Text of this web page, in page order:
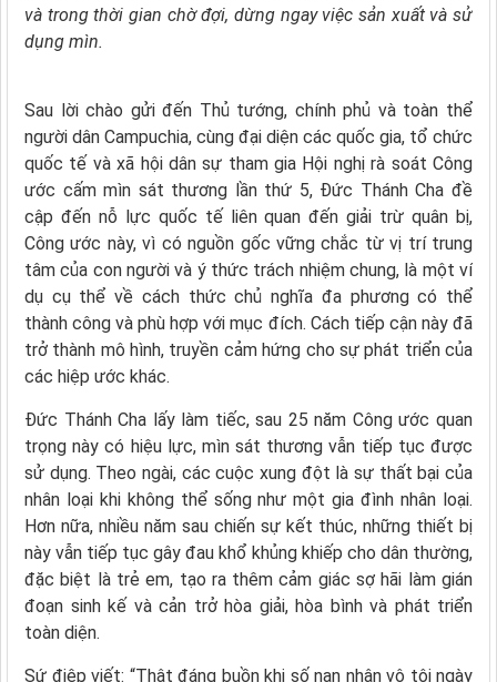
và trong thời gian chờ đợi, dừng ngay việc sản xuất và sử
dụng mìn.
Sau lời chào gửi đến Thủ tướng, chính phủ và toàn thể
người dân Campuchia, cùng đại diện các quốc gia, tổ chức
quốc tế và xã hội dân sự tham gia Hội nghị rà soát Công
ước cấm mìn sát thương lần thứ 5, Đức Thánh Cha đề
cập đến nỗ lực quốc tế liên quan đến giải trừ quân bị,
Công ước này, vì có nguồn gốc vững chắc từ vị trí trung
tâm của con người và ý thức trách nhiệm chung, là một ví
dụ cụ thể về cách thức chủ nghĩa đa phương có thể
thành công và phù hợp với mục đích. Cách tiếp cận này đã
trở thành mô hình, truyền cảm hứng cho sự phát triển của
các hiệp ước khác.
Đức Thánh Cha lấy làm tiếc, sau 25 năm Công ước quan
trọng này có hiệu lực, mìn sát thương vẫn tiếp tục được
sử dụng. Theo ngài, các cuộc xung đột là sự thất bại của
nhân loại khi không thể sống như một gia đình nhân loại.
Hơn nữa, nhiều năm sau chiến sự kết thúc, những thiết bị
này vẫn tiếp tục gây đau khổ khủng khiếp cho dân thường,
đặc biệt là trẻ em, tạo ra thêm cảm giác sợ hãi làm gián
đoạn sinh kế và cản trở hòa giải, hòa bình và phát triển
toàn diện.
Sứ điệp viết: “Thật đáng buồn khi số nạn nhân vô tội ngày